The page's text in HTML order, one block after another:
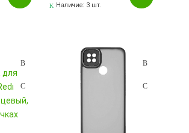
Наличие: 3 шт.